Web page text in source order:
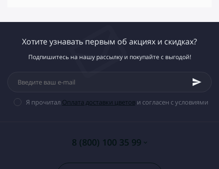
Хотите узнавать первым об акциях и скидках?
Подпишитесь на нашу рассылку и покупайте с выгодой!
Я прочитал Оплата доставки цветови согласен с условиями
8 (800) 100 35 99